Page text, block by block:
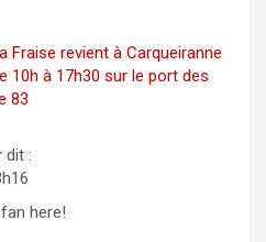
Fraise revient à Carqueiranne
10h à 17h30 sur le port des
83
dit :
here!